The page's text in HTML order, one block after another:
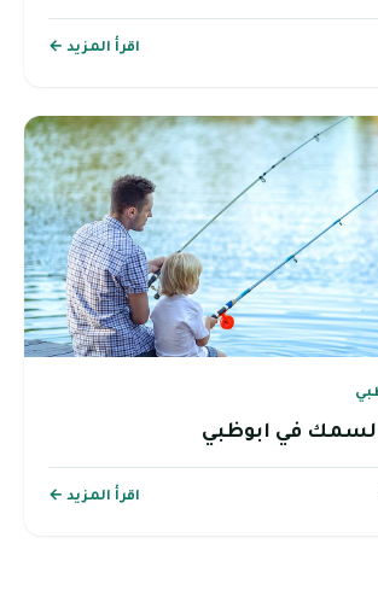
اقرأ المزيد ←
في ابوظبي
اقرأ المزيد ←